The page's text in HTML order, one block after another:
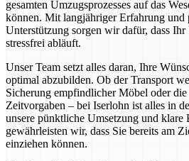
gesamten Umzugsprozesses auf das
können. Mit langjähriger Erfahrung und
Unterstützung sorgen wir dafür, dass
stressfrei abläuft.
Unser Team setzt alles daran, Ihre
optimal abzubilden. Ob der Transport
Sicherung empfindlicher Möbel oder
Zeitvorgaben – bei Iserlohn ist alles in
unsere pünktliche Umsetzung und klare
gewährleisten wir, dass Sie bereits am
einziehen können.